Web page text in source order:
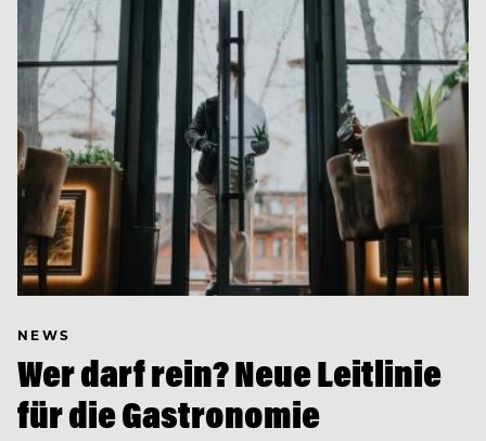
NEWS
Wer darf rein? Neue Leitlinie
für die Gastronomie